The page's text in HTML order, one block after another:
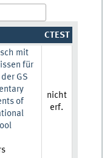
CTEST
mit
für
GS
of
nicht
erf.